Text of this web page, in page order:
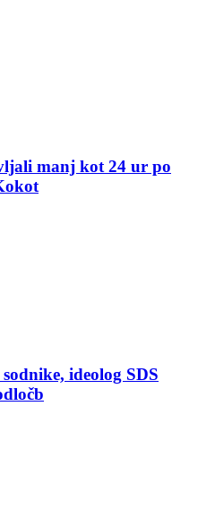
manj kot 24 ur po
ideolog SDS